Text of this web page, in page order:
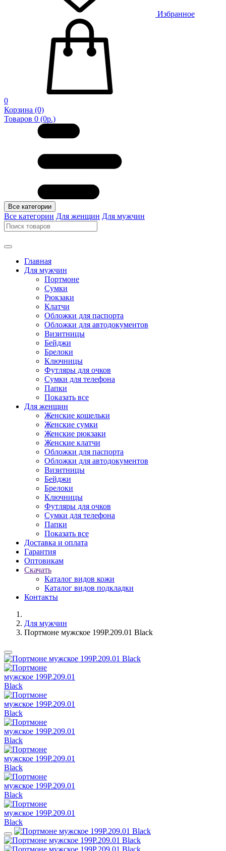
Избранное
0
Корзина (0)
Товаров 0 (0р.)
Все категории
Все категории Для женщин Для мужчин
Главная
Для мужчин
Портмоне
Сумки
Рюкзаки
Клатчи
Обложки для паспорта
Обложки для автодокументов
Визитницы
Бейджи
Брелоки
Ключницы
Футляры для очков
Сумки для телефона
Папки
Показать все
Для женщин
Женские кошельки
Женские сумки
Женские рюкзаки
Женские клатчи
Обложки для паспорта
Обложки для автодокументов
Визитницы
Бейджи
Брелоки
Ключницы
Футляры для очков
Сумки для телефона
Папки
Показать все
Доставка и оплата
Гарантия
Оптовикам
Скачать
Каталог видов кожи
Каталог видов подкладки
Контакты
Для мужчин
Портмоне мужское 199P.209.01 Black